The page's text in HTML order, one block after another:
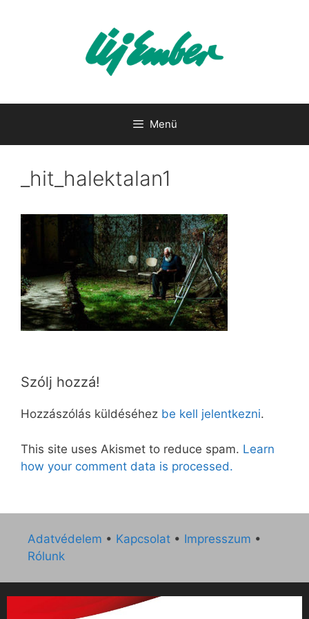
Menü
_hit_halektalan1
Szólj hozzá!
Hozzászólás küldéséhez be kell jelentkezni.
This site uses Akismet to reduce spam. Learn
how your comment data is processed.
Adatvédelem • Kapcsolat • Impresszum •
Rólunk